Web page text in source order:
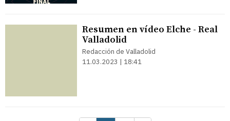
Resumen en vídeo Elche - Real
Valladolid
Redacción de Valladolid
11.03.2023 | 18:41